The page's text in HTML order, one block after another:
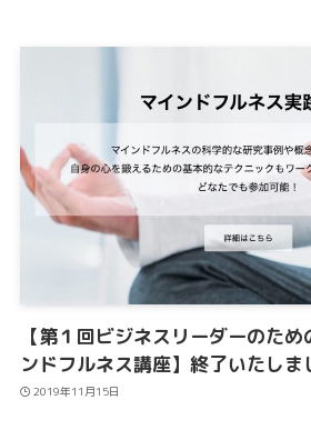
【第１回ビジネスリーダーのた
ンドフルネス講座】終了いたしま
2019年11月15日